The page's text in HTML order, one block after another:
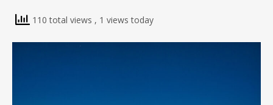
110 total views , 1 views today